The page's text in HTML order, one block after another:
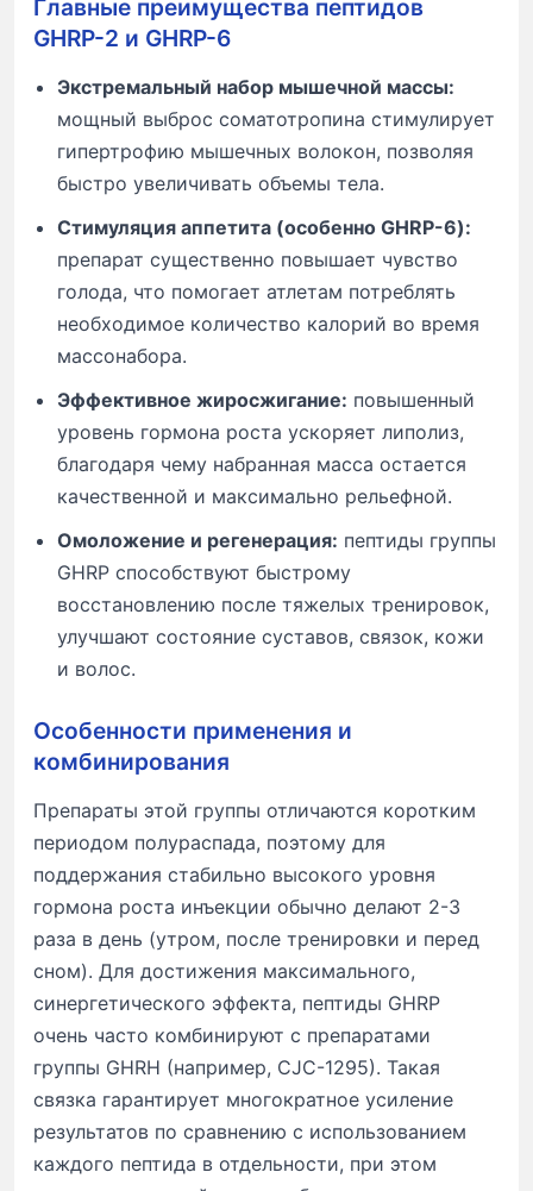
Главные преимущества пептидов
GHRP-2 и GHRP-6
Экстремальный набор мышечной массы:
мощный выброс соматотропина стимулирует
гипертрофию мышечных волокон, позволяя
быстро увеличивать объемы тела.
Стимуляция аппетита (особенно GHRP-6):
препарат существенно повышает чувство
голода, что помогает атлетам потреблять
необходимое количество калорий во время
массонабора.
Эффективное жиросжигание: повышенный
уровень гормона роста ускоряет липолиз,
благодаря чему набранная масса остается
качественной и максимально рельефной.
Омоложение и регенерация: пептиды группы
GHRP способствуют быстрому
восстановлению после тяжелых тренировок,
улучшают состояние суставов, связок, кожи
и волос.
Особенности применения и
комбинирования
Препараты этой группы отличаются коротким
периодом полураспада, поэтому для
поддержания стабильно высокого уровня
гормона роста инъекции обычно делают 2-3
раза в день (утром, после тренировки и перед
сном). Для достижения максимального,
синергетического эффекта, пептиды GHRP
очень часто комбинируют с препаратами
группы GHRH (например, CJC-1295). Такая
связка гарантирует многократное усиление
результатов по сравнению с использованием
каждого пептида в отдельности, при этом